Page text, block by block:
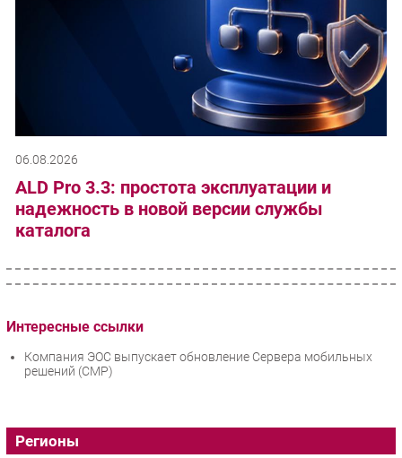
06.08.2026
ALD Pro 3.3: простота эксплуатации и
надежность в новой версии службы
каталога
Интересные ссылки
Компания ЭОС выпускает обновление Сервера мобильных
решений (СМР)
Регионы